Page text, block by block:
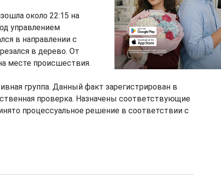
около 22:15 на
управлением
в направлении с
в дерево. От
месте происшествия.
группа. Данный факт зарегистрирован в
проверка. Назначены соответствующие
процессуальное решение в соответствии с